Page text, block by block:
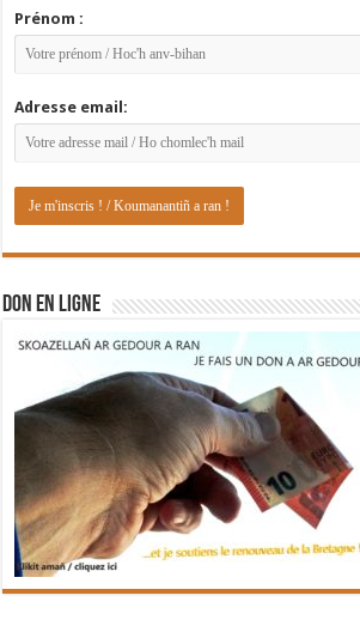
Prénom :
Adresse email:
DON EN LIGNE